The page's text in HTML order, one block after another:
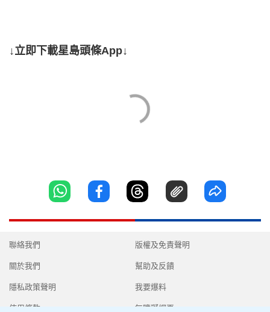
↓立即下載星島頭條App↓
聯絡我們
關於我們
隱私政策聲明
使用條款
版權及免責聲明
幫助及反饋
我要爆料
無障礙網頁